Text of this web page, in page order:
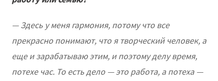
— Здесь у меня гармония, потому что все
прекрасно понимают, что я творческий человек, а
еще и зарабатываю этим, и поэтому делу время,
потехе час. То есть дело — это работа, а потеха —